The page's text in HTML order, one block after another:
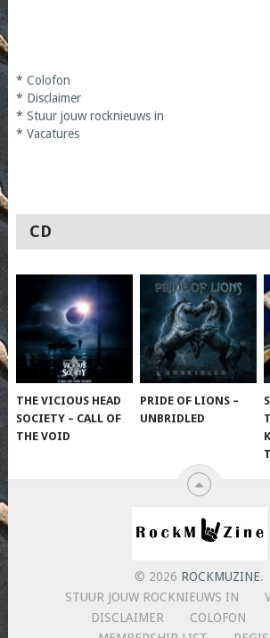
* Colofon
* Disclaimer
* Stuur jouw rocknieuws in
* Vacatures
CD
THE VICIOUS HEAD
SOCIETY – CALL OF
THE VOID
PRIDE OF LIONS –
UNBRIDLED
© 2026 ROCKMUZINE.
STUUR JOUW ROCKNIEUWS IN
DISCLAIMER
COLOFON